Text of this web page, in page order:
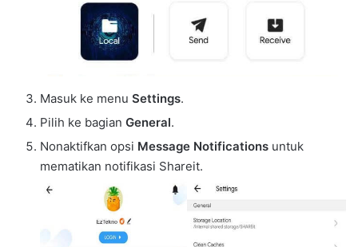
Masuk ke menu Settings.
Pilih ke bagian General.
Nonaktifkan opsi Message Notifications untuk
mematikan notifikasi Shareit.